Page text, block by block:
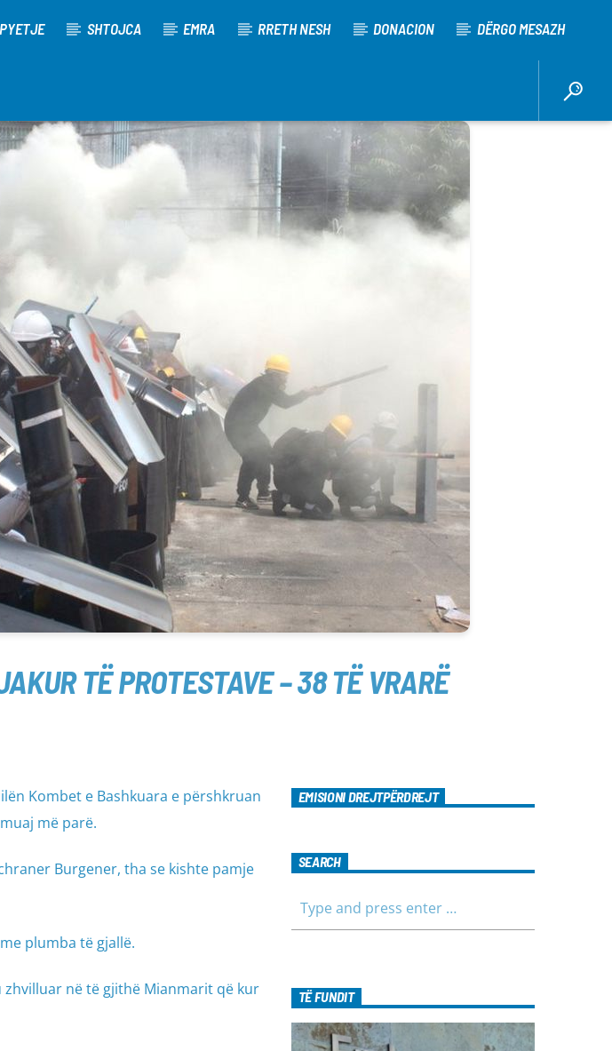
PYETJE SHTOJCA EMRA RRETH NESH DONACION DËRGO MESAZH
TË PROTESTAVE – 38 TË VRARË
Kombet e Bashkuara e përshkruan
më parë.
Burgener, tha se kishte pamje
plumba të gjallë.
në të gjithë Mianmarit që kur
EMISIONI DREJTPËRDREJT
SEARCH
TË FUNDIT